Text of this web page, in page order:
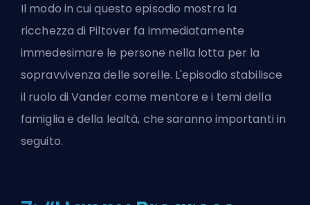
Il modo in cui questo episodio mostra la
ricchezza di Piltover fa immediatamente
immedesimare le persone nella lotta per la
sopravvivenza delle sorelle. L'episodio stabilisce
il ruolo di Vander come mentore e i temi della
famiglia e della lealtà, che saranno importanti in
seguito.